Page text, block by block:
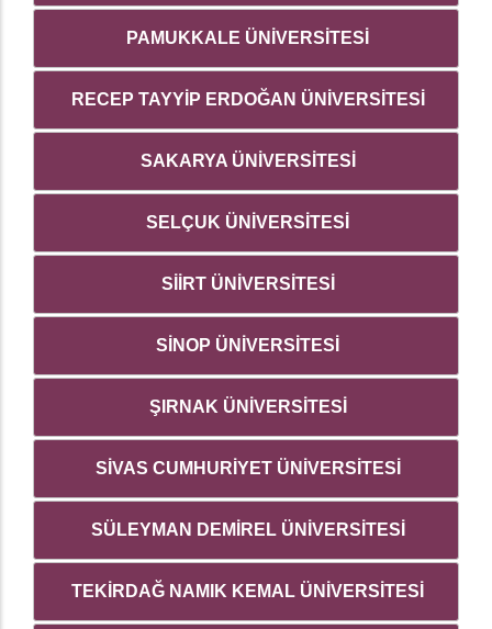
PAMUKKALE ÜNİVERSİTESİ
RECEP TAYYİP ERDOĞAN ÜNİVERSİTESİ
SAKARYA ÜNİVERSİTESİ
SELÇUK ÜNİVERSİTESİ
SİİRT ÜNİVERSİTESİ
SİNOP ÜNİVERSİTESİ
ŞIRNAK ÜNİVERSİTESİ
SİVAS CUMHURİYET ÜNİVERSİTESİ
SÜLEYMAN DEMİREL ÜNİVERSİTESİ
TEKİRDAĞ NAMIK KEMAL ÜNİVERSİTESİ